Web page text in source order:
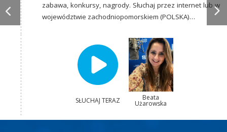
zabawa, konkursy, nagrody. Słuchaj przez internet lub w
województwie zachodniopomorskiem (POLSKA)…
SŁUCHAJ TERAZ Beata
Użarowska